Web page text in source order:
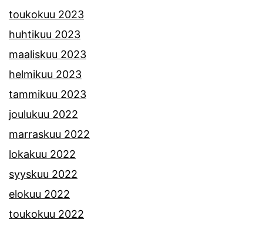
toukokuu 2023
huhtikuu 2023
maaliskuu 2023
helmikuu 2023
tammikuu 2023
joulukuu 2022
marraskuu 2022
lokakuu 2022
syyskuu 2022
elokuu 2022
toukokuu 2022